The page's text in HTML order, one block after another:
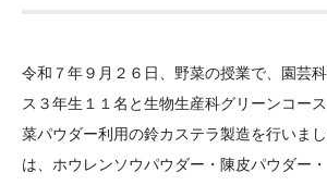
役員・評議員 公開情
年報一覧 中谷財
大学院生奨学金
国際学
ム
科学教育振興助成・
アクセス よくあ
サイトマップ 中谷財
日本語 English
令和７年９月２６日、野菜の授業で、園芸
ス３年生１１名と生物生産科グリーンコー
菜パウダー利用の鈴カステラ製造を行いま
は、ホウレンソウパウダー・陳皮パウダー